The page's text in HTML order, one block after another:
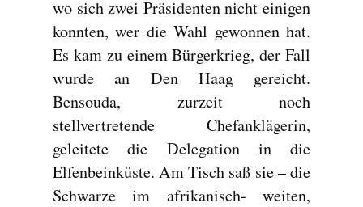
wo sich zwei Präsidenten nicht einigen
konnten, wer die Wahl gewonnen hat.
Es kam zu einem Bürgerkrieg, der Fall
wurde an Den Haag gereicht.
Bensouda, zurzeit noch
stellvertretende Chefanklägerin,
geleitete die Delegation in die
Elfenbeinküste. Am Tisch saß sie – die
Schwarze im afrikanisch- weiten,